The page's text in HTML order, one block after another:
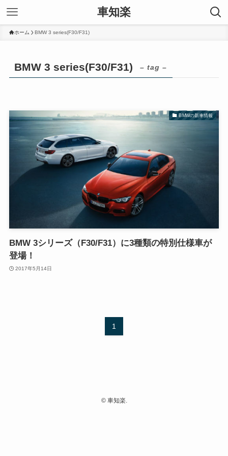
車知楽
ホーム BMW 3 series(F30/F31)
BMW 3 series(F30/F31) – tag –
BMWの新車情報
BMW 3シリーズ（F30/F31）に3種類の特別仕様車が
登場！
2017年5月14日
1
©車知楽.